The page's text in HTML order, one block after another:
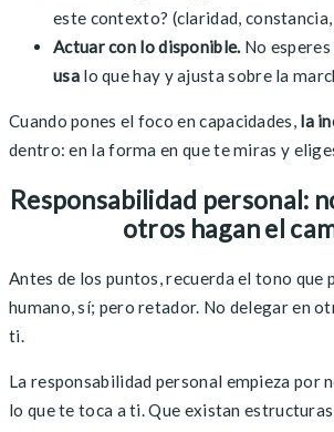
este contexto? (claridad, constancia,
Actuar con lo disponible. No
usalo que hay y ajusta sobre la
Cuando pones el foco en capacidades, la
dentro: en la forma en que te miras y
Responsabilidad personal:
otros hagan el
Antes de los puntos, recuerda el tono que
humano, sí; pero retador. No delegar en
ti.
La responsabilidad personal empieza por
lo que te toca a ti. Que existan